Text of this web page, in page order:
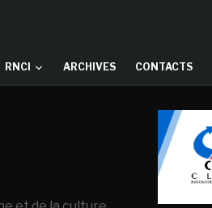
RNCI ARCHIVES CONTACTS